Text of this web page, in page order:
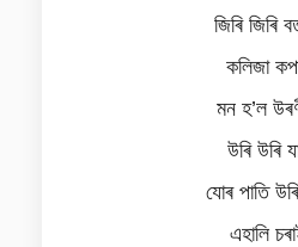
জিৰি জিৰি
কলিজা
মন হ’ল
উৰি উৰি
যোৰ পাতি
এহালি